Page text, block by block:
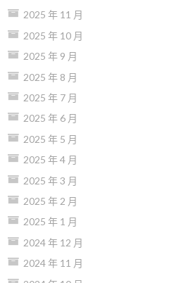
2025 年 11 月
2025 年 10 月
2025 年 9 月
2025 年 8 月
2025 年 7 月
2025 年 6 月
2025 年 5 月
2025 年 4 月
2025 年 3 月
2025 年 2 月
2025 年 1 月
2024 年 12 月
2024 年 11 月